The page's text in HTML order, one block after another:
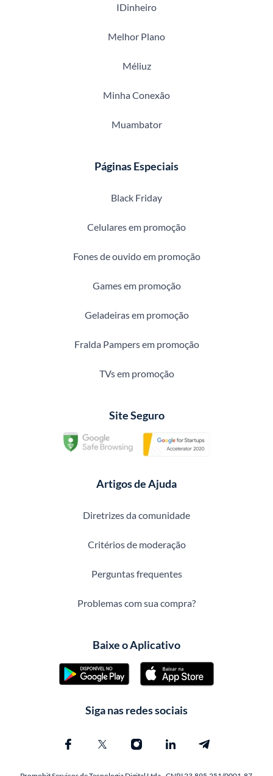
IDinheiro
Melhor Plano
Méliuz
Minha Conexão
Muambator
Páginas Especiais
Black Friday
Celulares em promoção
Fones de ouvido em promoção
Games em promoção
Geladeiras em promoção
Fralda Pampers em promoção
TVs em promoção
Site Seguro
Artigos de Ajuda
Diretrizes da comunidade
Critérios de moderação
Perguntas frequentes
Problemas com sua compra?
Baixe o Aplicativo
Siga nas redes sociais